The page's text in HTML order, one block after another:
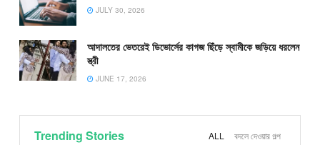
JULY 30, 2026
আদালতের ভেতরেই ডিভোর্সের কাগজ ছিঁড়ে স্বামীকে জড়িয়ে ধরলেন
স্ত্রী
JUNE 17, 2026
Trending Stories ALL বদলে দেওয়ার গল্প